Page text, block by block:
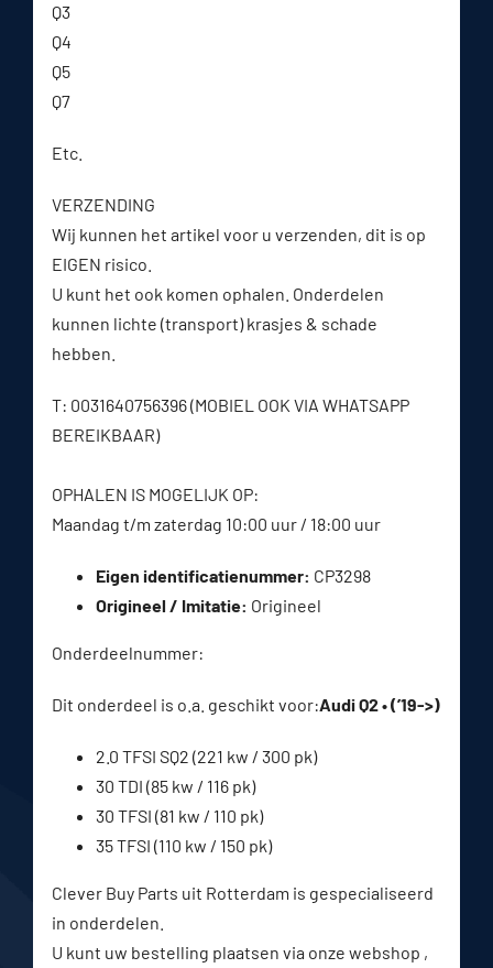
Q3
Q4
Q5
Q7
Etc.
VERZENDING
Wij kunnen het artikel voor u verzenden, dit is op
EIGEN risico.
U kunt het ook komen ophalen. Onderdelen
kunnen lichte (transport) krasjes & schade
hebben.
T: 0031640756396 (MOBIEL OOK VIA WHATSAPP
BEREIKBAAR)
OPHALEN IS MOGELIJK OP:
Maandag t/m zaterdag 10:00 uur / 18:00 uur
Eigen identificatienummer: CP3298
Origineel / Imitatie: Origineel
Onderdeelnummer:
Dit onderdeel is o.a. geschikt voor:Audi Q2 • (’19->)
2.0 TFSI SQ2 (221 kw / 300 pk)
30 TDI (85 kw / 116 pk)
30 TFSI (81 kw / 110 pk)
35 TFSI (110 kw / 150 pk)
Clever Buy Parts uit Rotterdam is gespecialiseerd
in onderdelen.
U kunt uw bestelling plaatsen via onze webshop ,